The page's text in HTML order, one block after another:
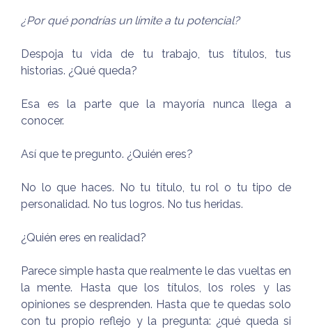
¿Por qué pondrías un límite a tu potencial?
Despoja tu vida de tu trabajo, tus títulos, tus
historias. ¿Qué queda?
Esa es la parte que la mayoría nunca llega a
conocer.
Así que te pregunto. ¿Quién eres?
No lo que haces. No tu título, tu rol o tu tipo de
personalidad. No tus logros. No tus heridas.
¿Quién eres en realidad?
Parece simple hasta que realmente le das vueltas en
la mente. Hasta que los títulos, los roles y las
opiniones se desprenden. Hasta que te quedas solo
con tu propio reflejo y la pregunta: ¿qué queda si